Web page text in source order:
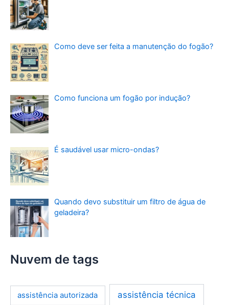
Como deve ser feita a manutenção do fogão?
Como funciona um fogão por indução?
É saudável usar micro-ondas?
Quando devo substituir um filtro de água de
geladeira?
Nuvem de tags
assistência autorizada assistência técnica